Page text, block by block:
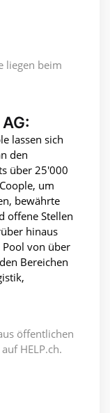
liegen beim
lassen sich
den
über 25'000
um
bewährte
offene Stellen
hinaus
von über
Bereichen
öffentlichen
HELP.ch.